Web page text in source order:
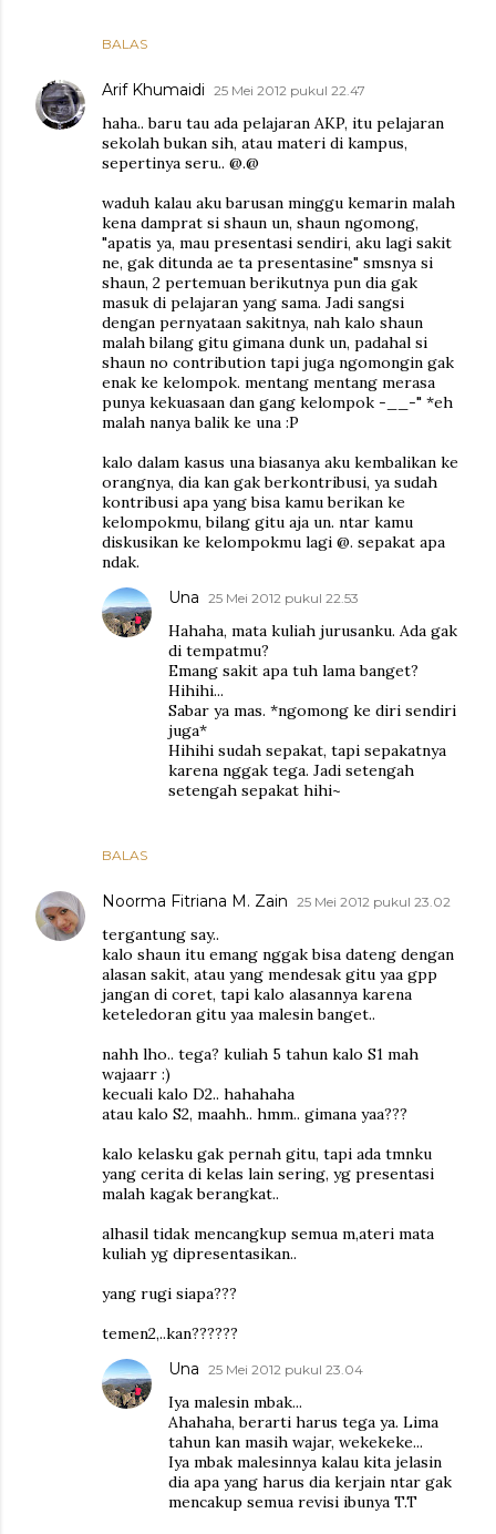
BALAS
Arif Khumaidi 25 Mei 2012 pukul 22.47
haha.. baru tau ada pelajaran AKP, itu pelajaran
sekolah bukan sih, atau materi di kampus,
sepertinya seru.. @.@
waduh kalau aku barusan minggu kemarin malah
kena damprat si shaun un, shaun ngomong,
"apatis ya, mau presentasi sendiri, aku lagi sakit
ne, gak ditunda ae ta presentasine" smsnya si
shaun, 2 pertemuan berikutnya pun dia gak
masuk di pelajaran yang sama. Jadi sangsi
dengan pernyataan sakitnya, nah kalo shaun
malah bilang gitu gimana dunk un, padahal si
shaun no contribution tapi juga ngomongin gak
enak ke kelompok. mentang mentang merasa
punya kekuasaan dan gang kelompok -__-" *eh
malah nanya balik ke una :P
kalo dalam kasus una biasanya aku kembalikan ke
orangnya, dia kan gak berkontribusi, ya sudah
kontribusi apa yang bisa kamu berikan ke
kelompokmu, bilang gitu aja un. ntar kamu
diskusikan ke kelompokmu lagi @. sepakat apa
ndak.
BALAS
Una 25 Mei 2012 pukul 22.53
Hahaha, mata kuliah jurusanku. Ada gak
di tempatmu?
Emang sakit apa tuh lama banget?
Hihihi...
Sabar ya mas. *ngomong ke diri sendiri
juga*
Hihihi sudah sepakat, tapi sepakatnya
karena nggak tega. Jadi setengah
setengah sepakat hihi~
Noorma Fitriana M. Zain 25 Mei 2012 pukul 23.02
tergantung say..
kalo shaun itu emang nggak bisa dateng dengan
alasan sakit, atau yang mendesak gitu yaa gpp
jangan di coret, tapi kalo alasannya karena
keteledoran gitu yaa malesin banget..
nahh lho.. tega? kuliah 5 tahun kalo S1 mah
wajaarr :)
kecuali kalo D2.. hahahaha
atau kalo S2, maahh.. hmm.. gimana yaa???
kalo kelasku gak pernah gitu, tapi ada tmnku
yang cerita di kelas lain sering, yg presentasi
malah kagak berangkat..
alhasil tidak mencangkup semua m,ateri mata
kuliah yg dipresentasikan..
yang rugi siapa???
temen2,..kan??????
Una 25 Mei 2012 pukul 23.04
Iya malesin mbak...
Ahahaha, berarti harus tega ya. Lima
tahun kan masih wajar, wekekeke...
Iya mbak malesinnya kalau kita jelasin
dia apa yang harus dia kerjain ntar gak
mencakup semua revisi ibunya T.T